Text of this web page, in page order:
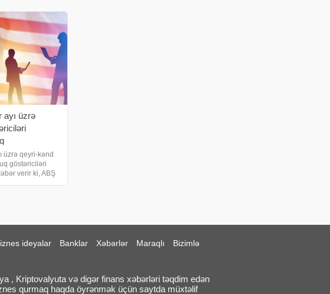
inkişaf
ayı üzrə
üzrə qeyri-kənd
göstəriciləri
verir ki, ABŞ
ideyalar Banklar Xəbərlər Maraqlı
Bizimlə
, Kriptovalyuta və digər finans xəbərləri təqdim edən
qurmaq haqda öyrənmək üçün saytda müxtəlif